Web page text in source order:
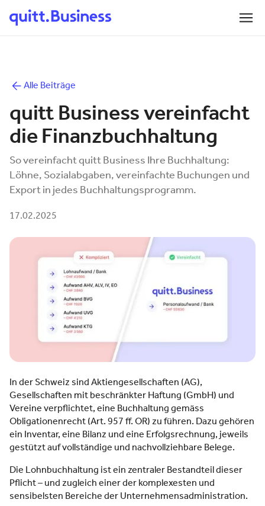
Alle Beiträge
quitt Business vereinfacht
die Finanzbuchhaltung
So vereinfacht quitt Business Ihre Buchhaltung:
Löhne, Sozialabgaben, vereinfachte Buchungen und
Export in jedes Buchhaltungsprogramm.
17.02.2025
In der Schweiz sind Aktiengesellschaften (AG),
Gesellschaften mit beschränkter Haftung (GmbH) und
Vereine verpflichtet, eine Buchhaltung gemäss
Obligationenrecht (Art. 957 ff. OR) zu führen. Dazu gehören
ein Inventar, eine Bilanz und eine Erfolgsrechnung, jeweils
gestützt auf vollständige und nachvollziehbare Belege.
Die Lohnbuchhaltung ist ein zentraler Bestandteil dieser
Pflicht – und zugleich einer der komplexesten und
sensibelsten Bereiche der Unternehmensadministration.